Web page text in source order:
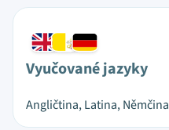
Vyučované jazyky
Angličtina, Latina, Němčina